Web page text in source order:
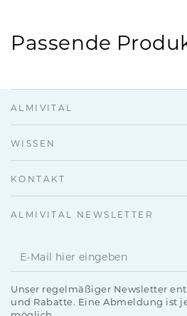
Passende
ALMIVITAL
WISSEN
KONTAKT
ALMIVITAL NEWSLETTER
E-
Mail
hier
Unser regelmäßiger Newsletter
und Rabatte. Eine Abmeldung ist